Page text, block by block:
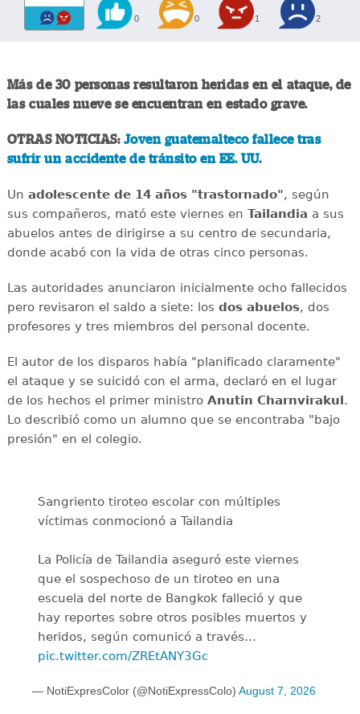
0 0 1 2
Más de 30 personas resultaron heridas en el ataque, de
las cuales nueve se encuentran en estado grave.
OTRAS NOTICIAS: Joven guatemalteco fallece tras
sufrir un accidente de tránsito en EE. UU.
Un adolescente de 14 años "trastornado", según
sus compañeros, mató este viernes en Tailandia a sus
abuelos antes de dirigirse a su centro de secundaria,
donde acabó con la vida de otras cinco personas.
Las autoridades anunciaron inicialmente ocho fallecidos
pero revisaron el saldo a siete: los dos abuelos, dos
profesores y tres miembros del personal docente.
El autor de los disparos había "planificado claramente"
el ataque y se suicidó con el arma, declaró en el lugar
de los hechos el primer ministro Anutin Charnvirakul.
Lo describió como un alumno que se encontraba "bajo
presión" en el colegio.
Sangriento tiroteo escolar con múltiples
víctimas conmocionó a Tailandia
La Policía de Tailandia aseguró este viernes
que el sospechoso de un tiroteo en una
escuela del norte de Bangkok falleció y que
hay reportes sobre otros posibles muertos y
heridos, según comunicó a través…
pic.twitter.com/ZREtANY3Gc
— NotiExpresColor (@NotiExpressColo) August 7, 2026